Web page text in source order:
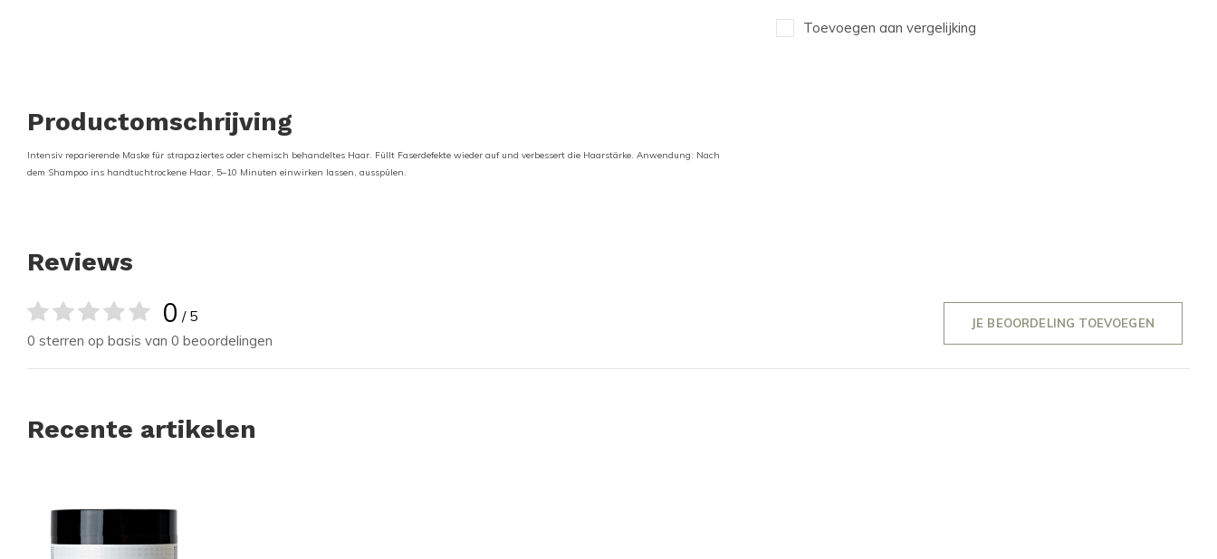
Toevoegen aan vergelijking
Productomschrijving
Intensiv reparierende Maske für strapaziertes oder chemisch behandeltes Haar. Füllt Faserdefekte wieder auf und verbessert die Haarstärke. Anwendung: Nach
dem Shampoo ins handtuchtrockene Haar, 5–10 Minuten einwirken lassen, ausspülen.
Reviews
0 / 5
0 sterren op basis van 0 beoordelingen
JE BEOORDELING TOEVOEGEN
Recente artikelen